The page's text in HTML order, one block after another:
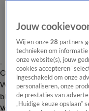
Overzicht Onze programma's
WandelgangenInterviews
bijwonenPodcastShop
Volg Vandaag Inside
Jouw
Wij en onze28 partners
technieken om
onze website(s), jouw
cookies accepteren”
ingeschakeld om onze
personaliseren, onze
de prestaties van
„Huidige keuze